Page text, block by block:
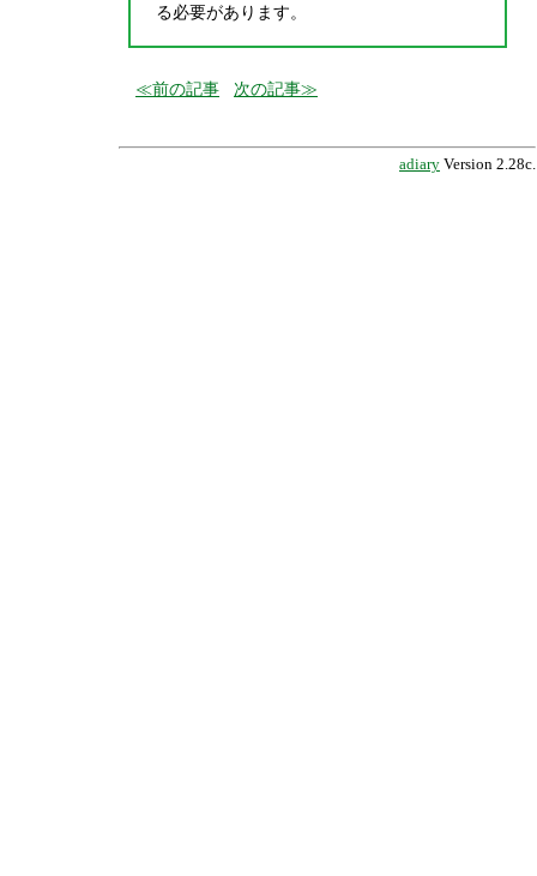
る必要があります。
前の記事 次の記事
adiary Version 2.28c.